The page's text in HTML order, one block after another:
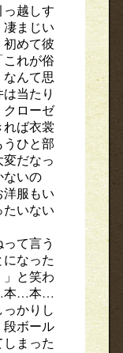
越しす
まじい
めて彼
れが俗
んて思
当たり
クローゼ
ば衣裳
ひと部
だなっ
ないの
服もい
いない
て言う
なった
と笑わ
本…本…
かりし
段ボール
まった